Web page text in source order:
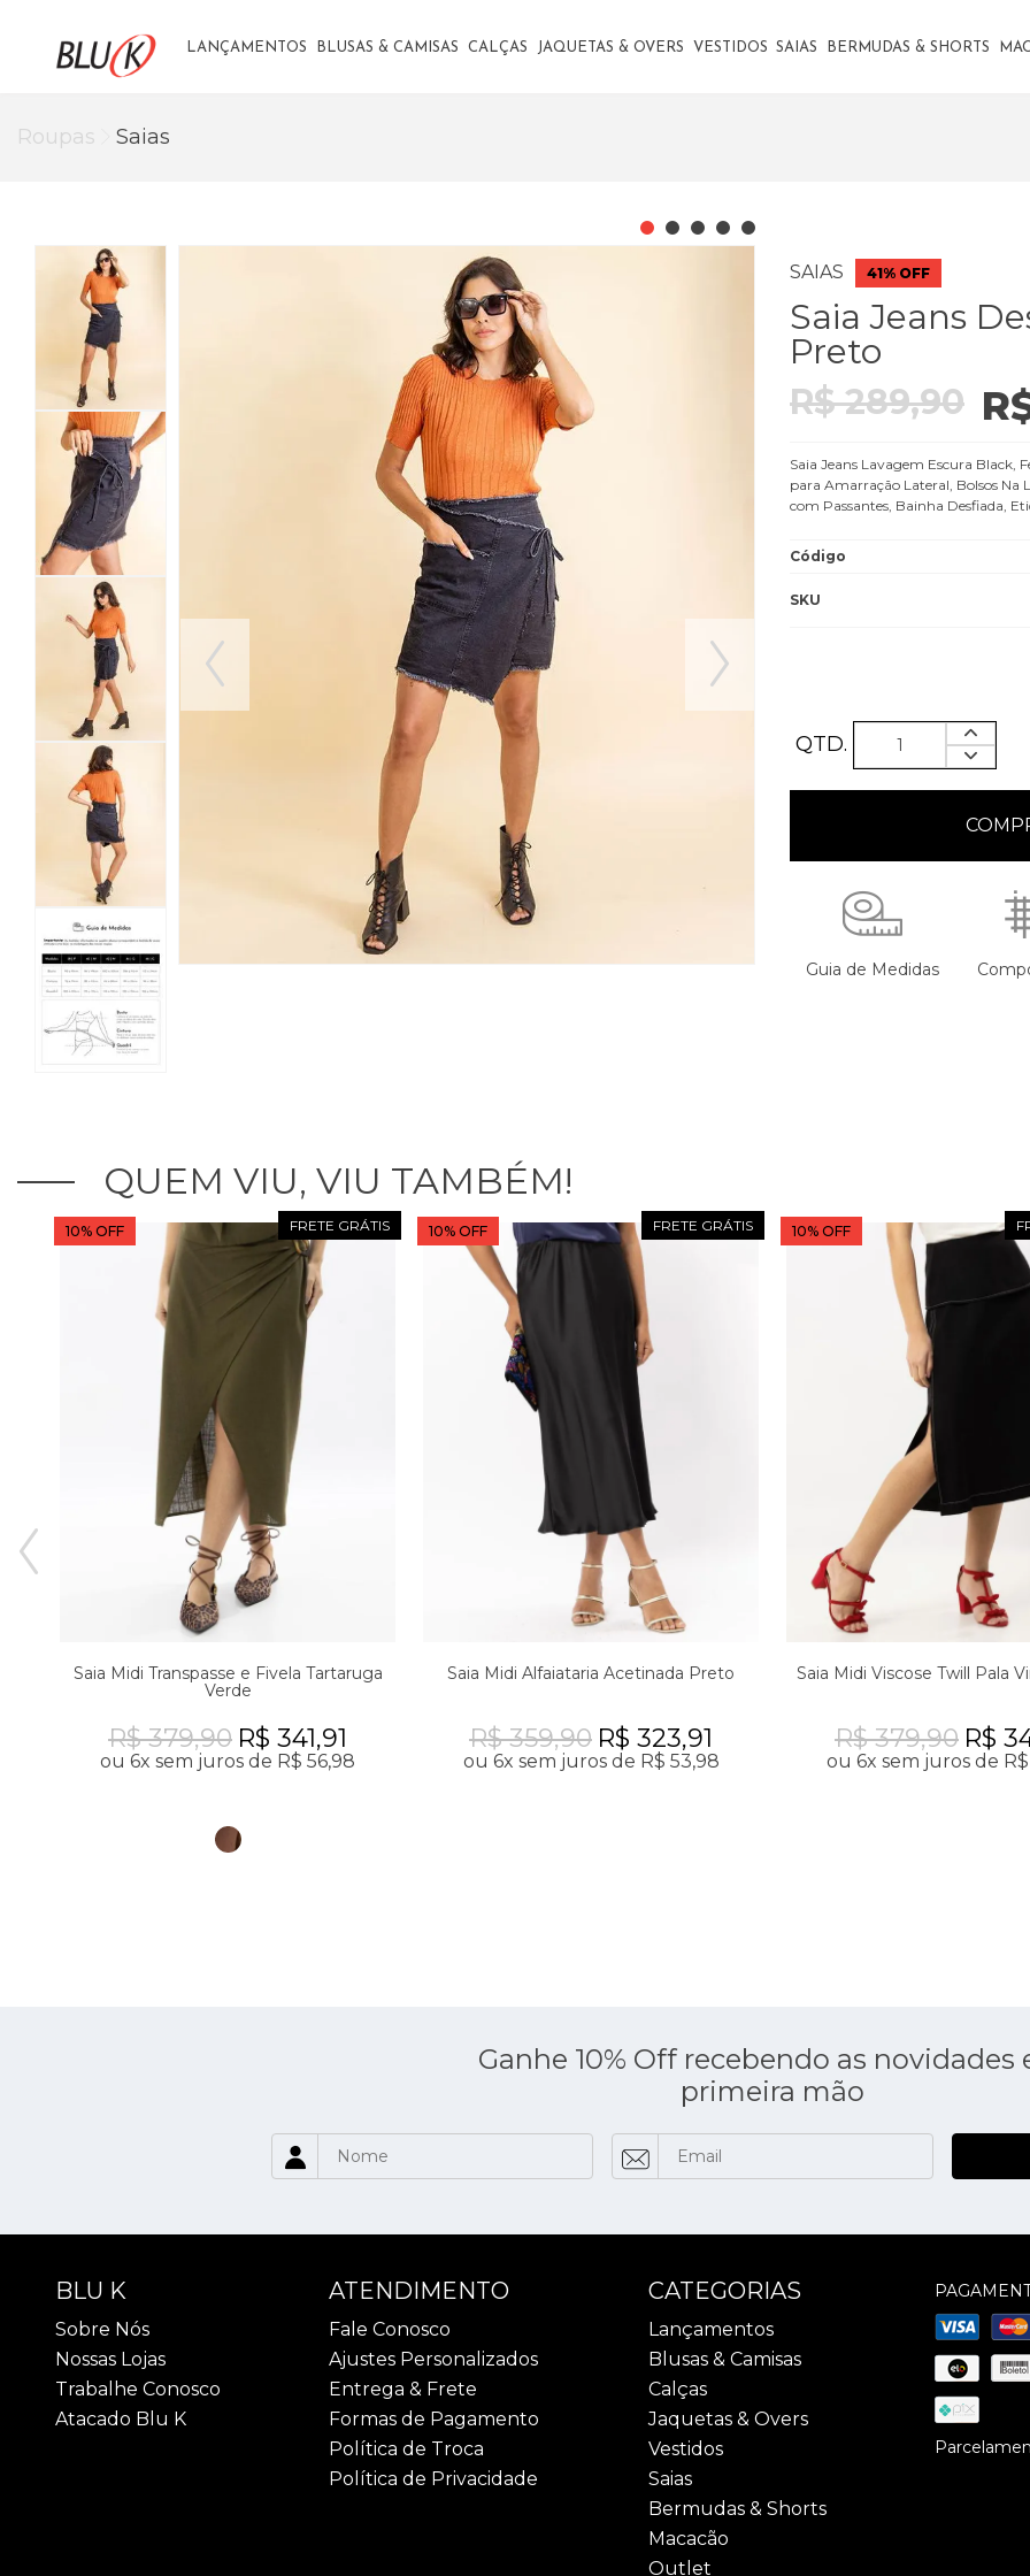
LANÇAMENTOS BLUSAS & CAMISAS CALÇAS JAQUETAS & OVERS VESTIDOS SAIAS BERMUDAS & SHORTS
Roupas Saias
SAIAS 41% OFF
Saia Jeans
Preto
R$ 289,90
Saia Jeans Lavagem Escura Black,
para Amarração Lateral, Bolsos Na
com Passantes, Bainha Desfiada,
Código
SKU
QTD.
Guia de Medidas
QUEM VIU, VIU TAMBÉM!
Saia Midi Transpasse e Fivela Tartaruga
Verde
R$ 379,90 R$ 341,91
ou 6x sem juros de R$ 56,98
10% OFF
Saia Midi Alfaiataria Acetinada Preto
R$ 359,90 R$ 323,91
ou 6x sem juros de R$ 53,98
10% OFF
Saia Midi Viscose Twill Pala
R$ 379,90 R$
ou 6x sem juros de R$
10% OFF
Ganhe 10% Off recebendo as novidades
primeira mão
BLU K
Sobre Nós
Nossas Lojas
Trabalhe Conosco
Atacado Blu K
ATENDIMENTO
Fale Conosco
Ajustes Personalizados
Entrega & Frete
Formas de Pagamento
Política de Troca
Política de Privacidade
CATEGORIAS
Lançamentos
Blusas & Camisas
Calças
Jaquetas & Overs
Vestidos
Saias
Bermudas & Shorts
Macacão
Outlet